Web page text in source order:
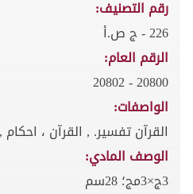
رقم التصنيف:
226 - ج ص.أ
الرقم العام:
20800 - 20802
الواصفات:
القرآن تفسير. , القرآن ،
الوصف المادي:
3ج×3مج؛ 28سم